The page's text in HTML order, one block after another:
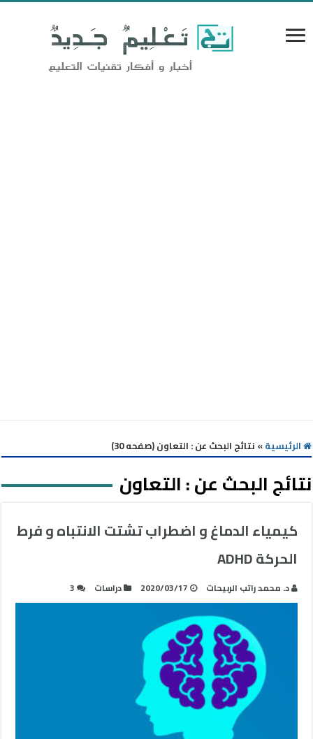
الرئيسية» نتائج البحث عن : التعاون (صفحه 30)
نتائج البحث عن :التعاون
كيمياء الدماغ و اضطراب تشتت الانتباه و فرط
الحركة ADHD
د. محمد راتب الربيحات 2020/03/17 دراسات 3